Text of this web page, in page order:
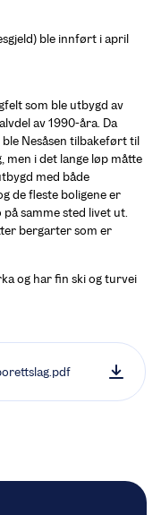
ble innført i april
som ble utbygd av
av 1990-åra. Da
Nesåsen tilbakeført til
i det lange løp måtte
med både
de fleste boligene er
samme sted livet ut.
bergarter som er
og har fin ski og turvei